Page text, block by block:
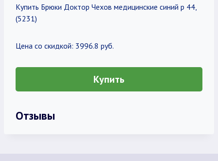
Купить Брюки Доктор Чехов медицинские синий р 44,
(5231)
Цена со скидкой: 3996.8 руб.
Купить
Отзывы